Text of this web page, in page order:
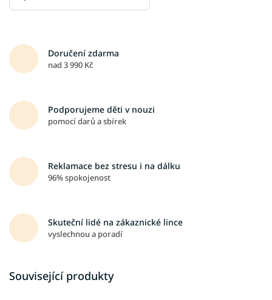
Doručení zdarma
nad 3 990 Kč
Podporujeme děti v nouzi
pomocí darů a sbírek
Reklamace bez stresu i na dálku
96% spokojenost
Skuteční lidé na zákaznické lince
vyslechnou a poradí
Související produkty